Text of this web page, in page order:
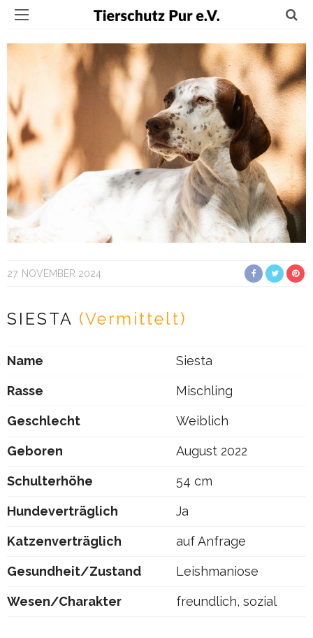
27. NOVEMBER 2024
SIESTA (Vermittelt)
Name Siesta
Rasse Mischling
Geschlecht Weiblich
Geboren August 2022
Schulterhöhe 54 cm
Hundeverträglich Ja
Katzenverträglich auf Anfrage
Gesundheit/Zustand Leishmaniose
Wesen/Charakter freundlich, sozial